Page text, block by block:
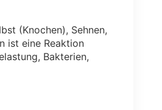
(Knochen), Sehnen,
ist eine Reaktion
Bakterien,